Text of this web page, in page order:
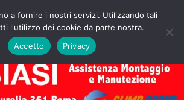
MENU
a fornire i nostri servizi. Utilizzando tali
l'utilizzo dei cookie da parte nostra.
Accetto
Privacy